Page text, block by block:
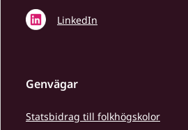
LinkedIn
Genvägar
Statsbidrag till folkhögskolor